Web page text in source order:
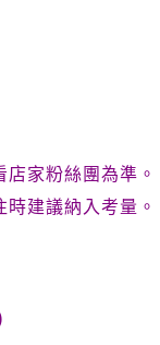
家粉絲團為準。
建議納入考量。